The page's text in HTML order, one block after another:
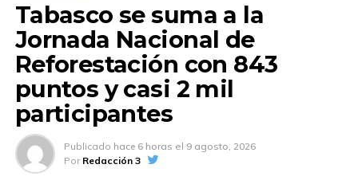
Tabasco se suma a la
Jornada Nacional de
Reforestación con 843
puntos y casi 2 mil
participantes
Publicado hace 6 horas el 9 agosto, 2026
Por Redacción 3